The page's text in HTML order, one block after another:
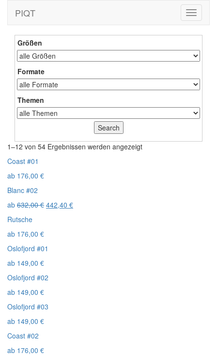
Toggle
PIQT
Größen
Formate
Themen
1–12 von 54 Ergebnissen werden angezeigt
Coast #01
ab 176,00 €
Blanc #02
ab 632,00€ 442,40 €
Rutsche
ab 176,00 €
Oslofjord #01
ab 149,00 €
Oslofjord #02
ab 149,00 €
Oslofjord #03
ab 149,00 €
Coast #02
ab 176,00 €